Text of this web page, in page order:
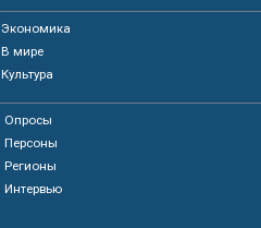
Экономика
В мире
Культура
Опросы
Персоны
Регионы
Интервью